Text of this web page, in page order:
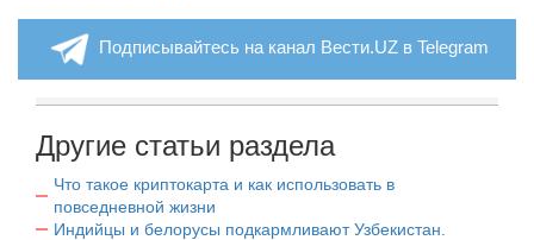
Подписывайтесь на канал Вести.UZ в Telegram
Другие статьи раздела
Что такое криптокарта и как использовать в
повседневной жизни
Индийцы и белорусы подкармливают Узбекистан.